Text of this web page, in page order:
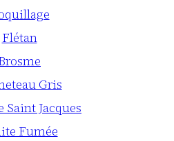
Flétan
Gris
Saint Jacques
Fumée